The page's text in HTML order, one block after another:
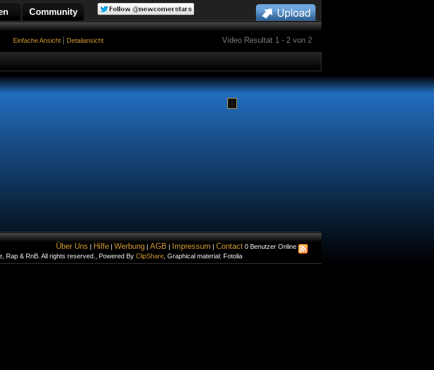
Community
Video Resultat 1 - 2 von 2
Einfache Ansicht Detailansicht
1
Über Uns | Hilfe | Werbung | AGB | Impressum | Contact 0 Benutzer Online
Rap & RnB. All rights reserved., Powered By ClipShare , Graphical material: Fotolia